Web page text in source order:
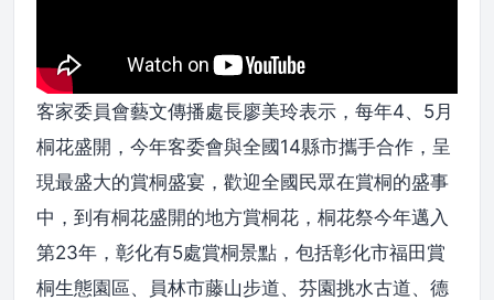
客家委員會藝文傳播處長廖美玲表示，每年4、5月
桐花盛開，今年客委會與全國14縣市攜手合作，呈
現最盛大的賞桐盛宴，歡迎全國民眾在賞桐的盛事
中，到有桐花盛開的地方賞桐花，桐花祭今年邁入
第23年，彰化有5處賞桐景點，包括彰化市福田賞
桐生態園區、員林市藤山步道、芬園挑水古道、德